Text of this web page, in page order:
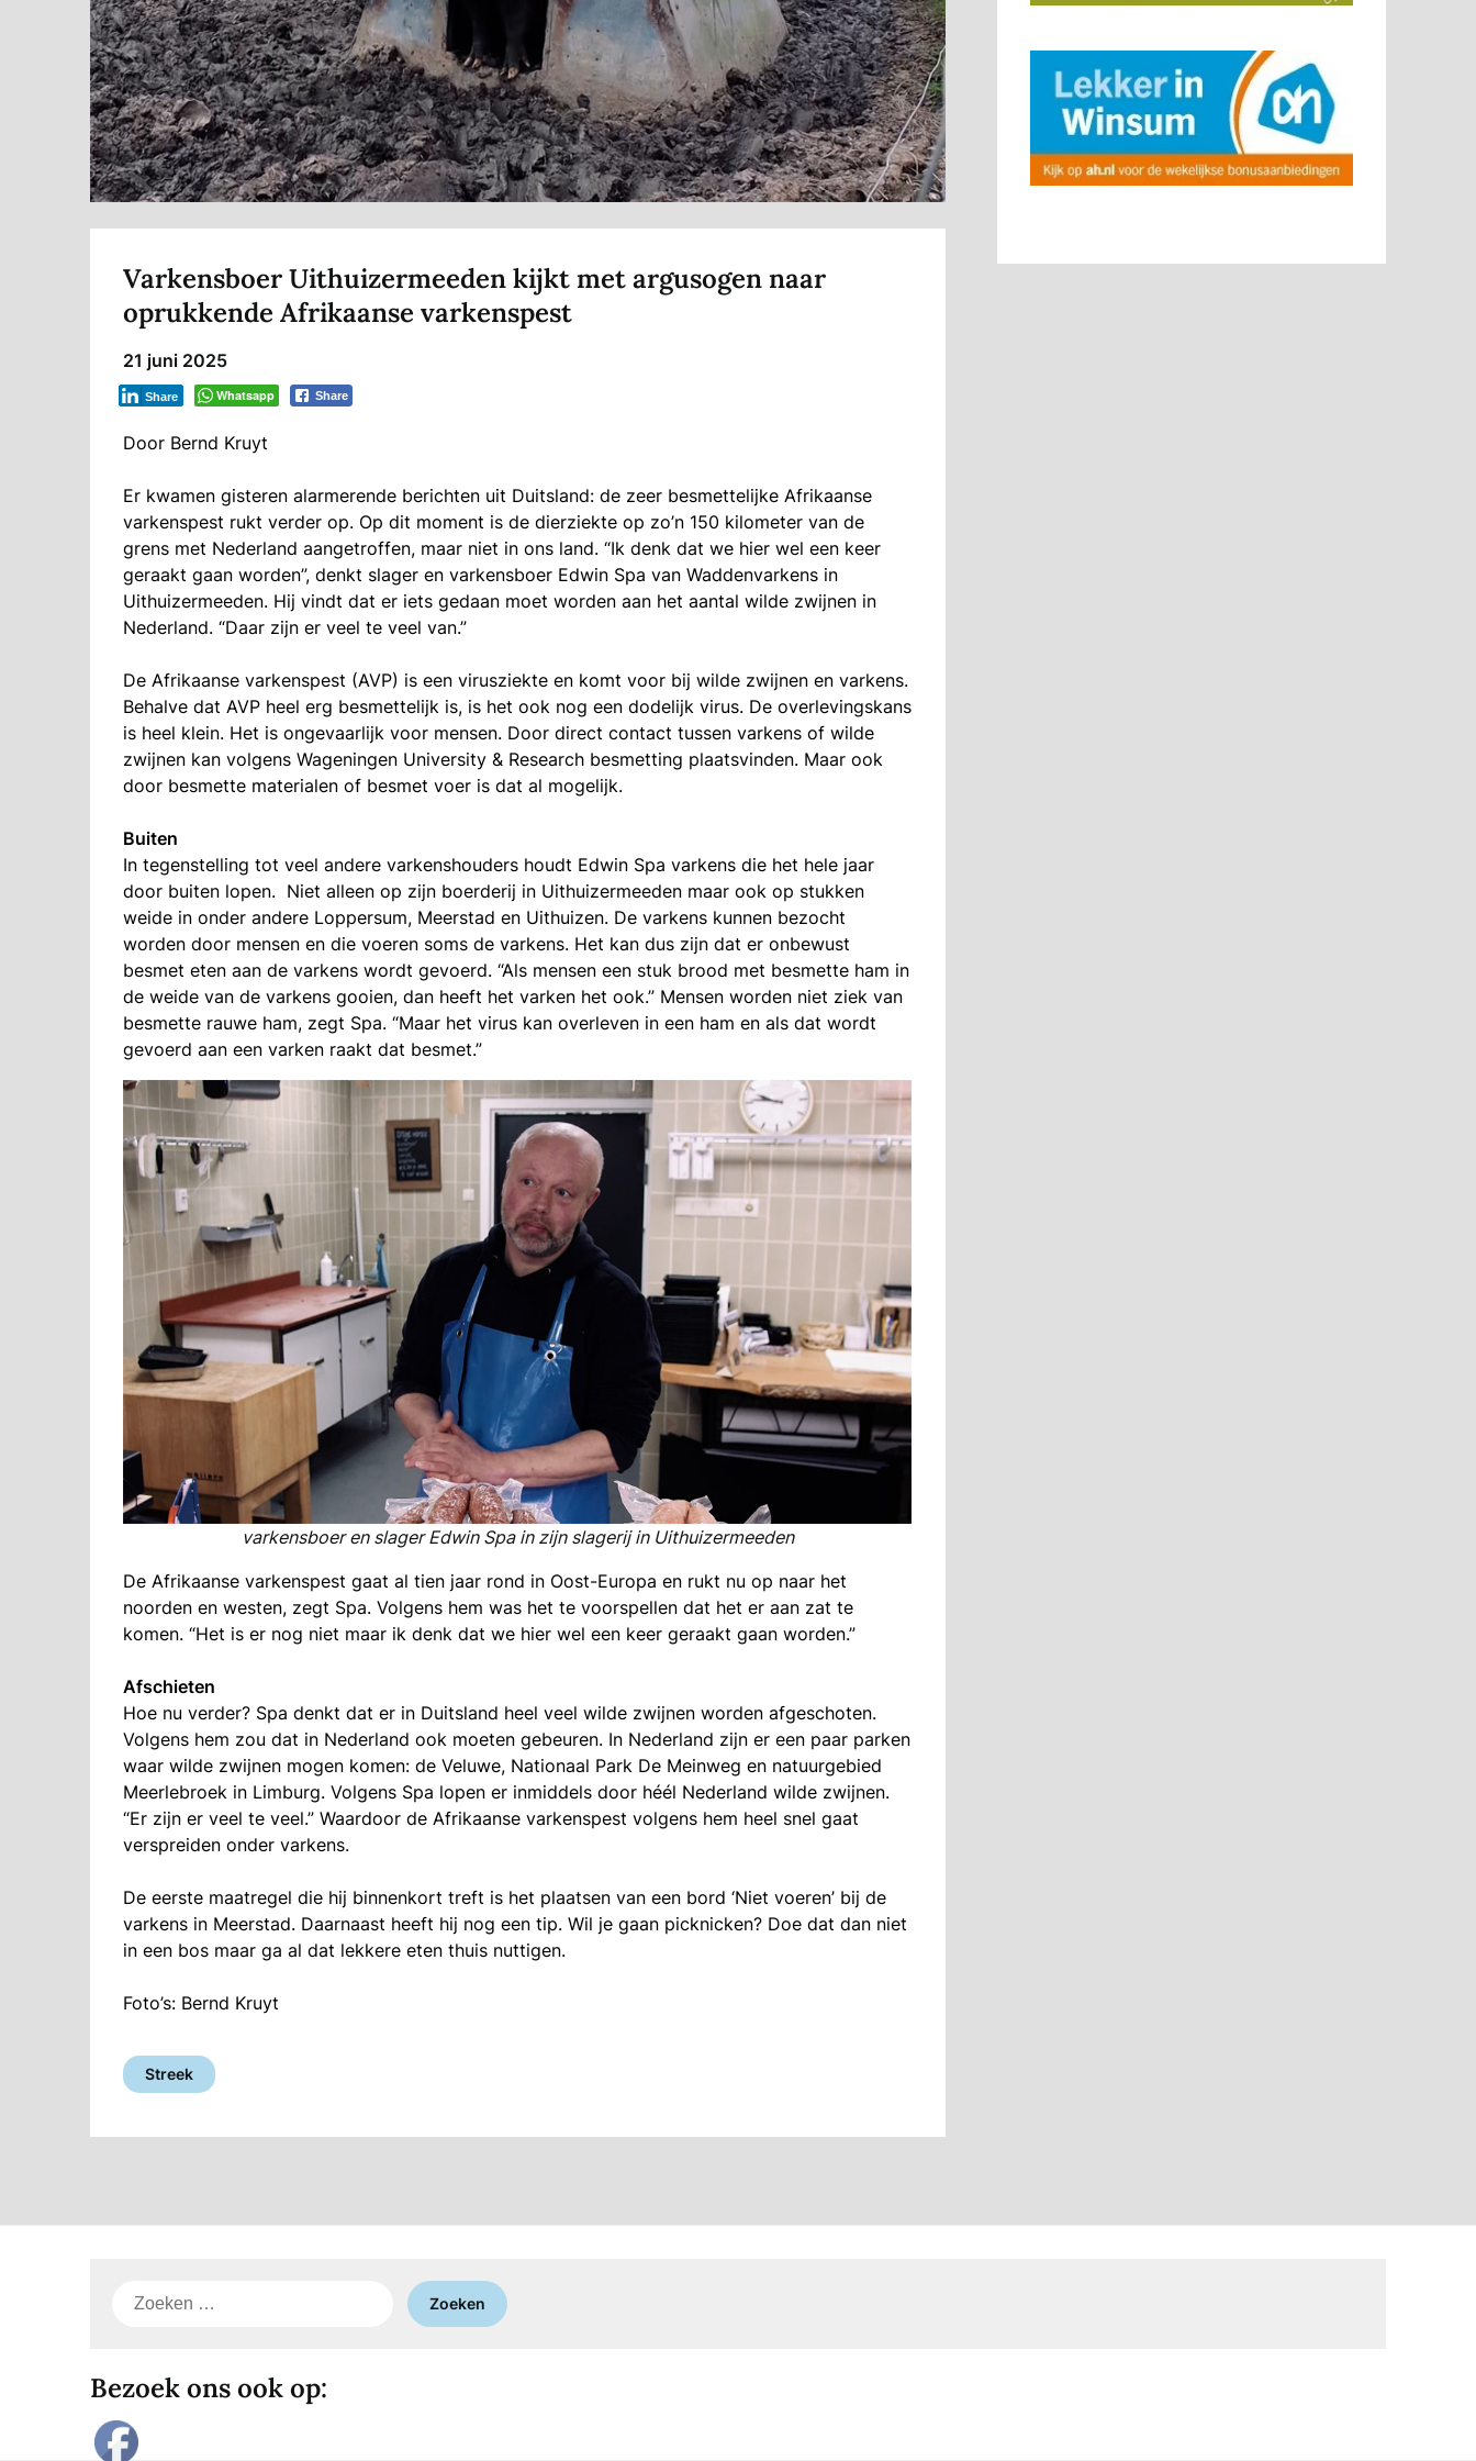
Varkensboer Uithuizermeeden kijkt met argusogen naar
oprukkende Afrikaanse varkenspest
21 juni 2025
Whatsapp Share
Share
Door Bernd Kruyt
Er kwamen gisteren alarmerende berichten uit Duitsland: de zeer besmettelijke Afrikaanse
varkenspest rukt verder op. Op dit moment is de dierziekte op zo’n 150 kilometer van de
grens met Nederland aangetroffen, maar niet in ons land. “Ik denk dat we hier wel een keer
geraakt gaan worden”, denkt slager en varkensboer Edwin Spa van Waddenvarkens in
Uithuizermeeden. Hij vindt dat er iets gedaan moet worden aan het aantal wilde zwijnen in
Nederland. “Daar zijn er veel te veel van.”
De Afrikaanse varkenspest (AVP) is een virusziekte en komt voor bij wilde zwijnen en varkens.
Behalve dat AVP heel erg besmettelijk is, is het ook nog een dodelijk virus. De overlevingskans
is heel klein. Het is ongevaarlijk voor mensen. Door direct contact tussen varkens of wilde
zwijnen kan volgens Wageningen University & Research besmetting plaatsvinden. Maar ook
door besmette materialen of besmet voer is dat al mogelijk.
Buiten
In tegenstelling tot veel andere varkenshouders houdt Edwin Spa varkens die het hele jaar
door buiten lopen. Niet alleen op zijn boerderij in Uithuizermeeden maar ook op stukken
weide in onder andere Loppersum, Meerstad en Uithuizen. De varkens kunnen bezocht
worden door mensen en die voeren soms de varkens. Het kan dus zijn dat er onbewust
besmet eten aan de varkens wordt gevoerd. “Als mensen een stuk brood met besmette ham in
de weide van de varkens gooien, dan heeft het varken het ook.” Mensen worden niet ziek van
besmette rauwe ham, zegt Spa. “Maar het virus kan overleven in een ham en als dat wordt
gevoerd aan een varken raakt dat besmet.”
varkensboer en slager Edwin Spa in zijn slagerij in Uithuizermeeden
De Afrikaanse varkenspest gaat al tien jaar rond in Oost-Europa en rukt nu op naar het
noorden en westen, zegt Spa. Volgens hem was het te voorspellen dat het er aan zat te
komen. “Het is er nog niet maar ik denk dat we hier wel een keer geraakt gaan worden.”
Afschieten
Hoe nu verder? Spa denkt dat er in Duitsland heel veel wilde zwijnen worden afgeschoten.
Volgens hem zou dat in Nederland ook moeten gebeuren. In Nederland zijn er een paar parken
waar wilde zwijnen mogen komen: de Veluwe, Nationaal Park De Meinweg en natuurgebied
Meerlebroek in Limburg. Volgens Spa lopen er inmiddels door héél Nederland wilde zwijnen.
“Er zijn er veel te veel.” Waardoor de Afrikaanse varkenspest volgens hem heel snel gaat
verspreiden onder varkens.
De eerste maatregel die hij binnenkort treft is het plaatsen van een bord ‘Niet voeren’ bij de
varkens in Meerstad. Daarnaast heeft hij nog een tip. Wil je gaan picknicken? Doe dat dan niet
in een bos maar ga al dat lekkere eten thuis nuttigen.
Foto’s: Bernd Kruyt
Streek
Zoeken
Bezoek ons ook op: